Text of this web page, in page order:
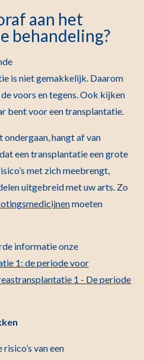
aan het
behandeling?
is niet gemakkelijk. Daarom
voors en tegens. Ook kijken
bent voor een transplantatie.
hangt af van
een transplantatie een grote
met zich meebrengt,
uitgebreid met uw arts. Zo
moeten
informatie onze
1: de periode voor
1 - De periode
van een